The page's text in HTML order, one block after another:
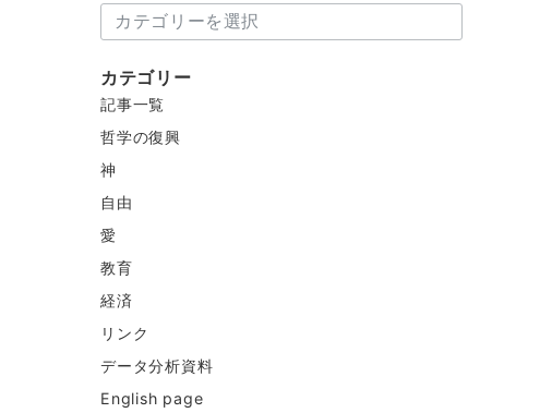
コ
テ
ン
ツ
カテゴリー
記事一覧
哲学の復興
神
自由
愛
教育
経済
リンク
データ分析資料
English page